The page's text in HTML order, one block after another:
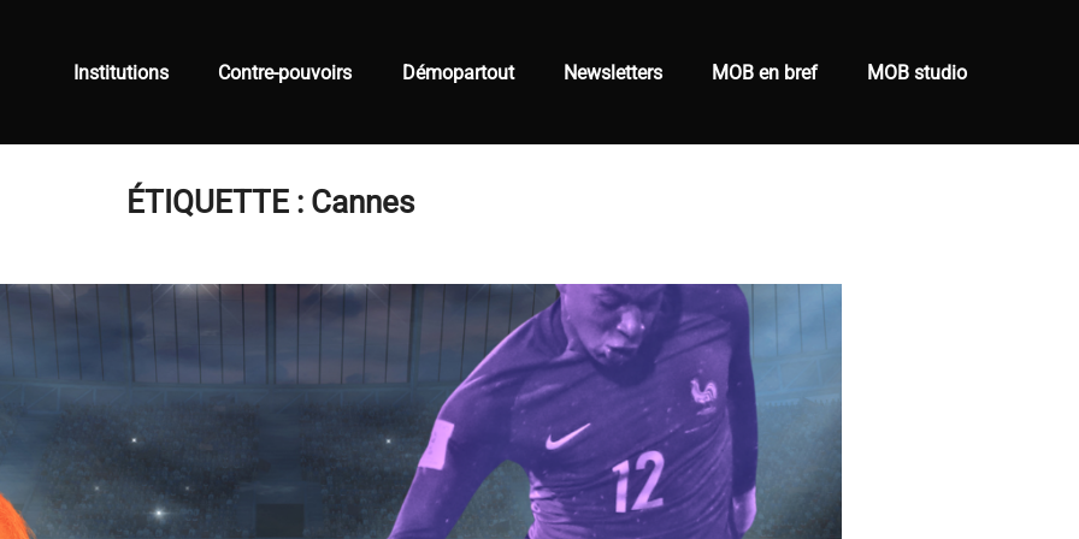
Institutions Contre-pouvoirs Démopartout Newsletters MOB en bref MOB studio
ÉTIQUETTE : Cannes